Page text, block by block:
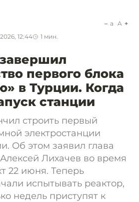
12:44 1 мин.
a A
первого блока
в Турции. Когда
станции
строить первый
электростанции
Об этом заявил глава
Лихачев во время
22 июня. Теперь
испытывать реактор,
недель приступят к